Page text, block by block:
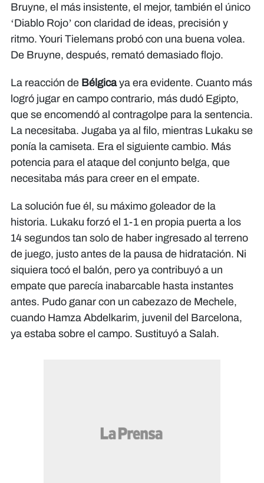
Bruyne, el más insistente, el mejor, también el único
‘Diablo Rojo’ con claridad de ideas, precisión y
ritmo. Youri Tielemans probó con una buena volea.
De Bruyne, después, remató demasiado flojo.
La reacción de Bélgicaya era evidente. Cuanto más
logró jugar en campo contrario, más dudó Egipto,
que se encomendó al contragolpe para la sentencia.
La necesitaba. Jugaba ya al filo, mientras Lukaku se
ponía la camiseta. Era el siguiente cambio. Más
potencia para el ataque del conjunto belga, que
necesitaba más para creer en el empate.
La solución fue él, su máximo goleador de la
historia. Lukaku forzó el 1-1 en propia puerta a los
14 segundos tan solo de haber ingresado al terreno
de juego, justo antes de la pausa de hidratación. Ni
siquiera tocó el balón, pero ya contribuyó a un
empate que parecía inabarcable hasta instantes
antes. Pudo ganar con un cabezazo de Mechele,
cuando Hamza Abdelkarim, juvenil del Barcelona,
ya estaba sobre el campo. Sustituyó a Salah.